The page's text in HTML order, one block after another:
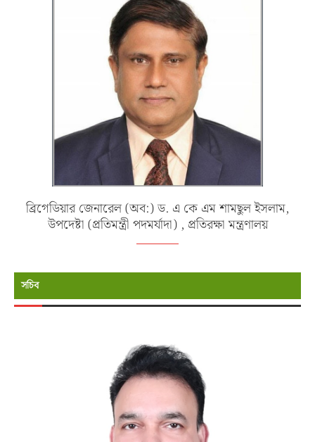
ব্রিগেডিয়ার জেনারেল (অব:) ড. এ কে এম শামছুল ইসলাম,
উপদেষ্টা (প্রতিমন্ত্রী পদমর্যাদা) , প্রতিরক্ষা মন্ত্রণালয়
সচিব